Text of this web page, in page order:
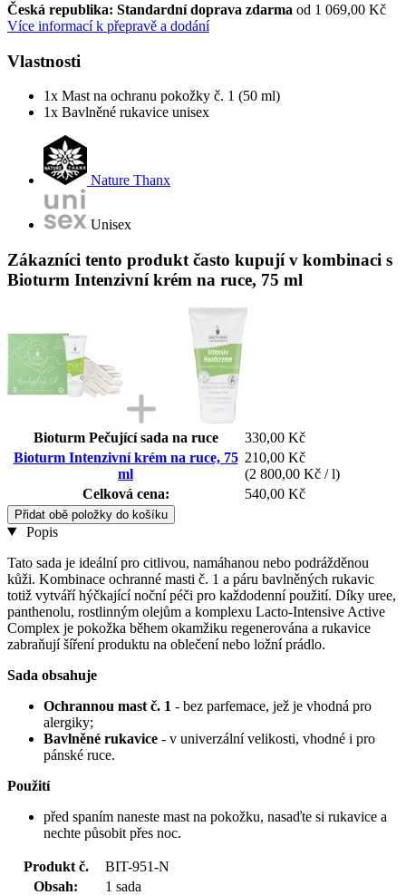
Česká republika: Standardní doprava zdarma od 1 069,00 Kč
Více informací k přepravě a dodání
Vlastnosti
1x Mast na ochranu pokožky č. 1 (50 ml)
1x Bavlněné rukavice unisex
Nature Thanx
Unisex
Zákazníci tento produkt často kupují v kombinaci s
Bioturm Intenzivní krém na ruce, 75 ml
Bioturm Pečující sada na ruce
330,00 Kč
Bioturm Intenzivní krém na ruce, 75
ml
210,00 Kč
(2 800,00 Kč / l)
Celková cena:
540,00 Kč
Přidat obě položky do košíku
Popis
Tato sada je ideální pro citlivou, namáhanou nebo podrážděnou
kůži. Kombinace ochranné masti č. 1 a páru bavlněných rukavic
totiž vytváří hýčkající noční péči pro každodenní použití. Díky uree,
panthenolu, rostlinným olejům a komplexu Lacto-Intensive Active
Complex je pokožka během okamžiku regenerována a rukavice
zabraňují šíření produktu na oblečení nebo ložní prádlo.
Sada obsahuje
Ochrannou mast č. 1 - bez parfemace, jež je vhodná pro
alergiky;
Bavlněné rukavice - v univerzální velikosti, vhodné i pro
pánské ruce.
Použití
před spaním naneste mast na pokožku, nasaďte si rukavice a
nechte působit přes noc.
Produkt č.
BIT-951-N
Obsah:
1 sada